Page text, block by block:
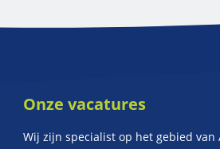
Onze vacatures
Wij zijn specialist op het gebied van